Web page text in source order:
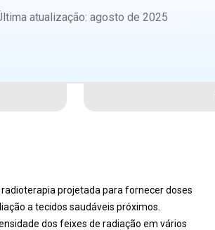
atualização: agosto de 2025
projetada para fornecer doses
a tecidos saudáveis próximos.
dos feixes de radiação em vários